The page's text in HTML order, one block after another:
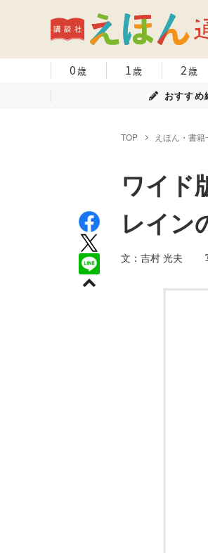
0歳 1歳 2歳
おすすめ
TOP えほん・書籍
ワイド
レイン
文：吉村 光夫